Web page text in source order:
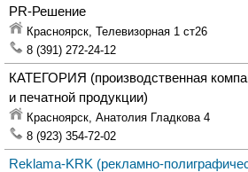
PR-Решение
Красноярск, Телевизорная 1 ст26
8 (391) 272-24-12
КАТЕГОРИЯ (производственная
и печатной продукции)
Красноярск, Анатолия Гладкова 4
8 (923) 354-72-02
Reklama-KRK (рекламно-